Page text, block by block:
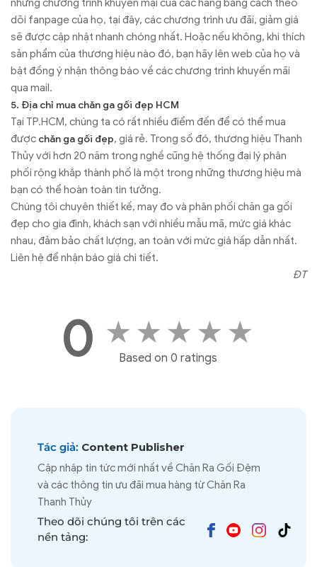
những chương trình khuyến mại của các hãng bằng cách theo
dõi fanpage của họ, tại đây, các chương trình ưu đãi, giảm giá
sẽ được cập nhật nhanh chóng nhất. Hoặc nếu không, khi thích
sản phẩm của thương hiệu nào đó, bạn hãy lên web của họ và
bật đồng ý nhận thông báo về các chương trình khuyến mãi
qua mail.
5. Địa chỉ mua chăn ga gối đẹp HCM
Tại TP.HCM, chúng ta có rất nhiều điểm đến để có thể mua
được chăn ga gối đẹp, giá rẻ. Trong số đó, thương hiệu Thanh
Thủy với hơn 20 năm trong nghề cũng hệ thống đại lý phân
phối rộng khắp thành phố là một trong những thương hiệu mà
bạn có thể hoàn toàn tin tưởng.
Chúng tôi chuyên thiết kế, may đo và phân phối chăn ga gối
đẹp cho gia đình, khách sạn với nhiều mẫu mã, mức giá khác
nhau, đảm bảo chất lượng, an toàn với mức giá hấp dẫn nhất.
Liên hệ để nhận báo giá chi tiết.
ĐT
0 ★ ★ ★ ★ ★
Based on 0 ratings
Tác giả: Content Publisher
Cập nhập tin tức mới nhất về Chăn Ra Gối Đệm
và các thông tin ưu đãi mua hàng từ Chăn Ra
Thanh Thủy
Theo dõi chúng tôi trên các
nền tảng: